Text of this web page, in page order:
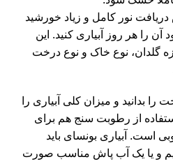
نور کامل و زیاد خورشید
را هر روز آبیاری کنید. این
گلدان، نوع خاک و نوع درخت
بدانید و میزان کلی آبیاری را
از رطوبت سنج هم برای
است. آبیاری بونسای باید
و یا یک آب پاش مناسب صورت